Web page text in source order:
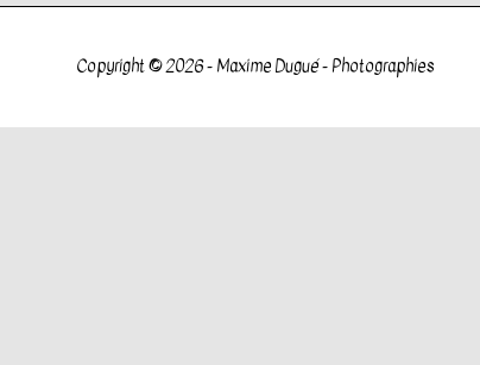
Copyright © 2026 -Maxime Dugué - Photographies